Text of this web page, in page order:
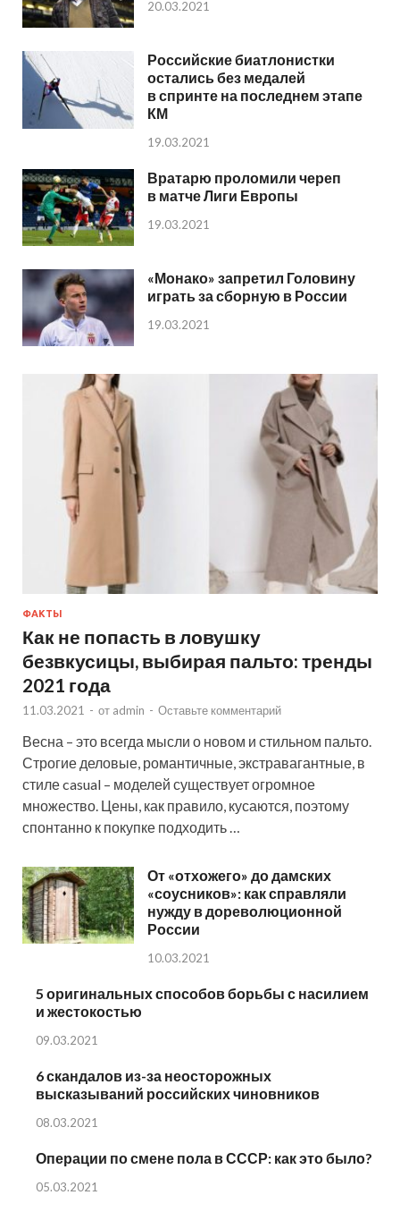
20.03.2021
Российские биатлонистки
остались без медалей
в спринте на последнем этапе
КМ
19.03.2021
Вратарю проломили череп
в матче Лиги Европы
19.03.2021
«Монако» запретил Головину
играть за сборную в России
19.03.2021
ФАКТЫ
Как не попасть в ловушку
безвкусицы, выбирая пальто: тренды
2021 года
11.03.2021 - от admin - Оставьте комментарий
Весна – это всегда мысли о новом и стильном пальто.
Строгие деловые, романтичные, экстравагантные, в
стиле casual – моделей существует огромное
множество. Цены, как правило, кусаются, поэтому
спонтанно к покупке подходить …
От «отхожего» до дамских
«соусников»: как справляли
нужду в дореволюционной
России
10.03.2021
5 оригинальных способов борьбы с насилием
и жестокостью
09.03.2021
6 скандалов из-за неосторожных
высказываний российских чиновников
08.03.2021
Операции по смене пола в СССР: как это было?
05.03.2021